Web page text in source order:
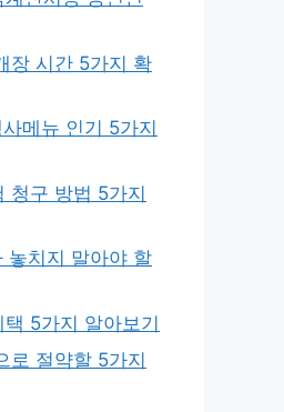
장 시간 5가지 확
메뉴 인기 5가지
청구 방법 5가지
놓치지 말아야 할
5가지 알아보기
로 절약할 5가지